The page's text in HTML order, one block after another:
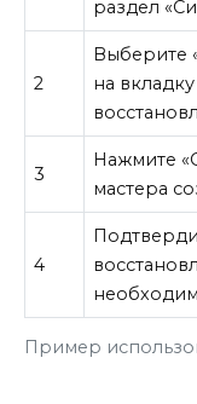
Пример
раздел
2
Выберите
на
3
Нажмите
мастера
4